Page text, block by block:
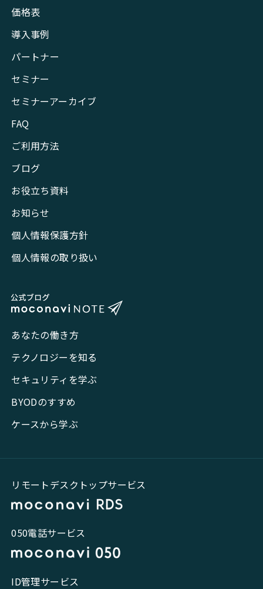
価格表
導入事例
パートナー
セミナー
セミナーアーカイブ
FAQ
ご利用方法
ブログ
お役立ち資料
お知らせ
個人情報保護方針
個人情報の取り扱い
あなたの働き方
テクノロジーを知る
セキュリティを学ぶ
BYODのすすめ
ケースから学ぶ
リモートデスクトップサービス
050電話サービス
ID管理サービス